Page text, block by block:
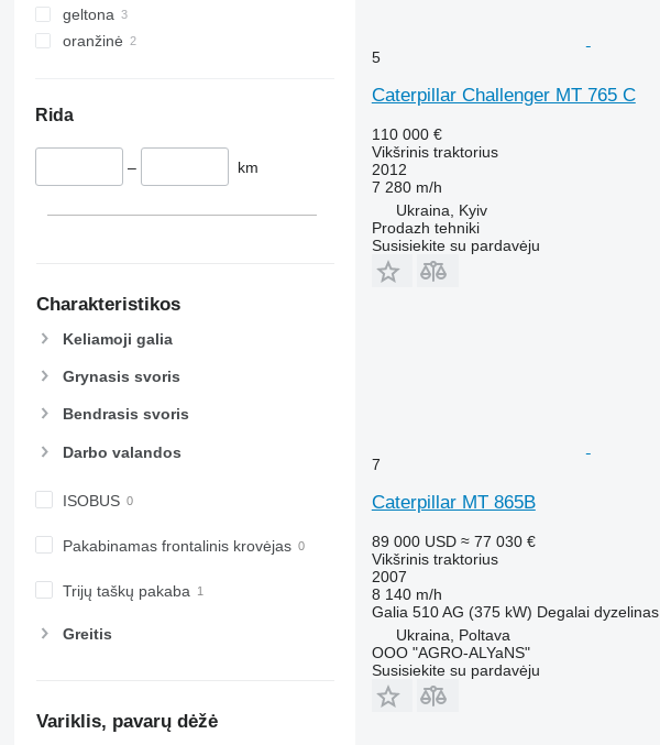
geltona
oranžinė
Rida
– km
Charakteristikos
Keliamoji galia
Grynasis svoris
Bendrasis svoris
Darbo valandos
ISOBUS
Pakabinamas frontalinis krovėjas
Trijų taškų pakaba
Greitis
Variklis, pavarų dėžė
5
Caterpillar Challenger MT 765 C
110 000 €
Vikšrinis traktorius
2012
7 280 m/h
Ukraina, Kyiv
Prodazh tehniki
Susisiekite su pardavėju
7
Caterpillar MT 865B
89 000 USD ≈ 77 030 €
Vikšrinis traktorius
2007
8 140 m/h
Galia 510 AG (375 kW) Degalai dyzelinas
Ukraina, Poltava
OOO "AGRO-ALYaNS"
Susisiekite su pardavėju